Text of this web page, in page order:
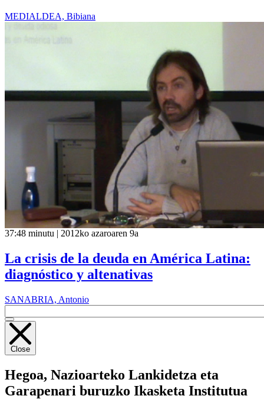
MEDIALDEA, Bibiana
37:48 minutu | 2012ko azaroaren 9a
La crisis de la deuda en América Latina:
diagnóstico y altenativas
SANABRIA, Antonio
Close
Hegoa, Nazioarteko Lankidetza eta
Garapenari buruzko Ikasketa Institutua